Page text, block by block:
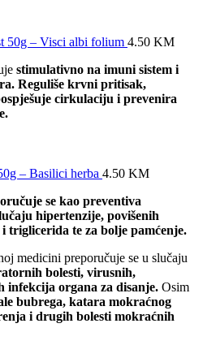
– Visci albi folium 4.50 KM
stimulativno na imuni sistem i
Reguliše krvni pritisak,
cirkulaciju i prevenira
– Basilici herba 4.50 KM
se kao preventiva
hipertenzije, povišenih
triglicerida te za bolje pamćenje.
medicini preporučuje se u slučaju
bolesti, virusnih,
organa za disanje. Osim
bubrega, katara mokraćnog
i drugih bolesti mokraćnih